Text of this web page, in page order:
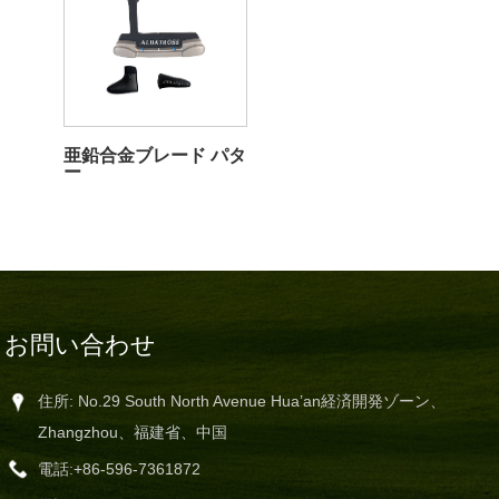
亜鉛合金ブレード パタ
ー
お問い合わせ
住所: No.29 South North Avenue Hua’an経済開発ゾーン、
Zhangzhou、福建省、中国
電話:+86-596-7361872